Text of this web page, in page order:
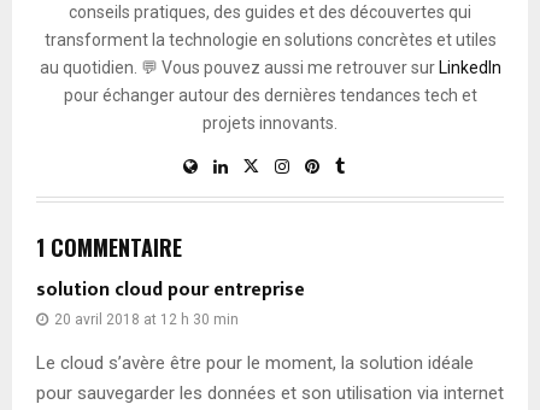
conseils pratiques, des guides et des découvertes qui
transforment la technologie en solutions concrètes et utiles
au quotidien. 💬 Vous pouvez aussi me retrouver sur LinkedIn
pour échanger autour des dernières tendances tech et
projets innovants.
1 COMMENTAIRE
solution cloud pour entreprise
20 avril 2018 at 12 h 30 min
Le cloud s’avère être pour le moment, la solution idéale
pour sauvegarder les données et son utilisation via internet